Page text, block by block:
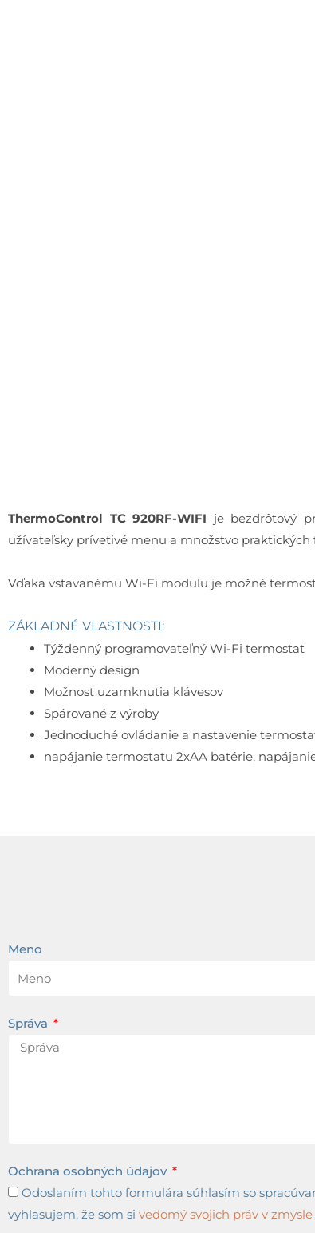
ThermoControl TC 920RF-WIFI je bezdrôtový
užívateľsky prívetivé menu a množstvo
Vďaka vstavanému Wi-Fi modulu je možné
ZÁKLADNÉ VLASTNOSTI:
Týždenný programovateľný Wi-Fi termostat
Moderný design
Možnosť uzamknutia klávesov
Spárované z výroby
Jednoduché ovládanie a nastavenie
napájanie termostatu 2xAA batérie,
Meno
Správa
Ochrana osobných údajov
Odoslaním tohto formulára súhlasím so
vyhlasujem, že som si vedomý svojich práv v zmysle